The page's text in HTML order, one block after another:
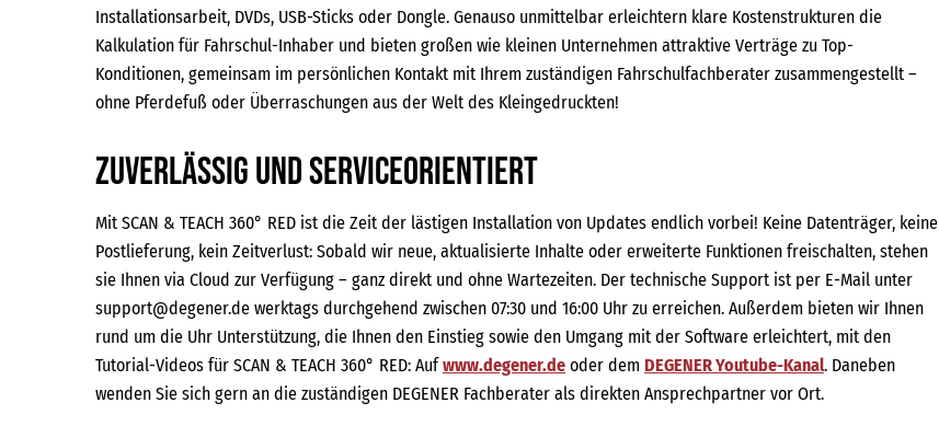
Installationsarbeit, DVDs, USB-Sticks oder Dongle. Genauso unmittelbar erleichtern klare Kostenstrukturen die
Kalkulation für Fahrschul-Inhaber und bieten großen wie kleinen Unternehmen attraktive Verträge zu Top-
Konditionen, gemeinsam im persönlichen Kontakt mit Ihrem zuständigen Fahrschulfachberater zusammengestellt –
ohne Pferdefuß oder Überraschungen aus der Welt des Kleingedruckten!
Zuverlässig und serviceorientiert
Mit SCAN & TEACH 360° RED ist die Zeit der lästigen Installation von Updates endlich vorbei! Keine Datenträger, keine
Postlieferung, kein Zeitverlust: Sobald wir neue, aktualisierte Inhalte oder erweiterte Funktionen freischalten, stehen
sie Ihnen via Cloud zur Verfügung – ganz direkt und ohne Wartezeiten. Der technische Support ist per E-Mail unter
support@degener.de werktags durchgehend zwischen 07:30 und 16:00 Uhr zu erreichen. Außerdem bieten wir Ihnen
rund um die Uhr Unterstützung, die Ihnen den Einstieg sowie den Umgang mit der Software erleichtert, mit den
Tutorial-Videos für SCAN & TEACH 360° RED: Aufwww.degener.de oder dem DEGENER Youtube-Kanal. Daneben
wenden Sie sich gern an die zuständigen DEGENER Fachberater als direkten Ansprechpartner vor Ort.